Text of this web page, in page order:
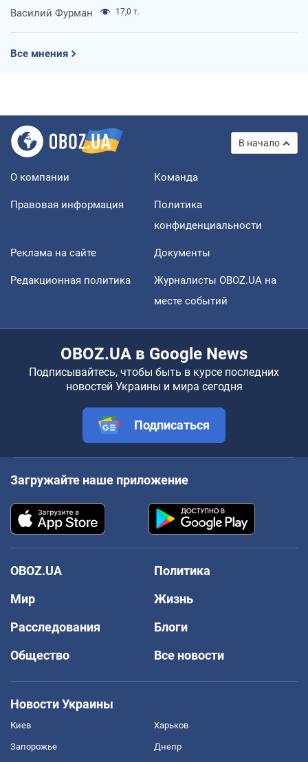
Василий Фурман 17,0 т.
Все мнения
В начало
О компании Команда
Правовая информация
Политика
конфиденциальности
Реклама на сайте Документы
Редакционная политика
Журналисты OBOZ.UA на
месте событий
OBOZ.UA в Google News
Подписывайтесь, чтобы быть в курсе последних
новостей Украины и мира сегодня
Подписаться
Загружайте наше приложение
OBOZ.UA
Политика
Мир
Жизнь
Расследования
Блоги
Общество
Все новости
Новости Украины
Киев Харьков
Запорожье Днепр